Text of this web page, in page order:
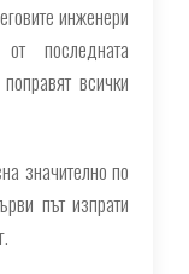
инженери
последната
всички
значително по
път изпрати